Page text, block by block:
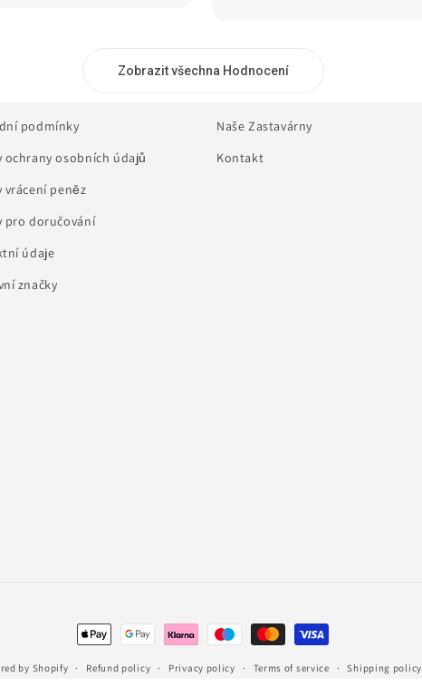
Zobrazit všechna Hodnocení
podmínky
ochrany osobních údajů
vrácení peněz
pro doručování
údaje
značky
Naše Zastavárny
Kontakt
Payment
methods
by Shopify Refund policy Privacy policy Terms of service Shipping policy